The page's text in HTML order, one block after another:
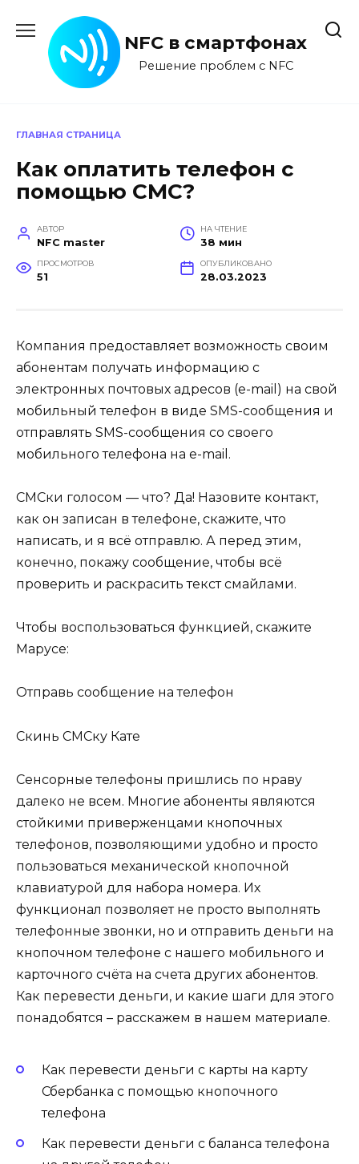
содержанию
NFC в смартфонах
Решение проблем с NFC
ГЛАВНАЯ СТРАНИЦА
Как оплатить телефон с
помощью СМС?
АВТОР
NFC master
НА ЧТЕНИЕ
38 мин
ПРОСМОТРОВ
51
ОПУБЛИКОВАНО
28.03.2023
Компания предоставляет возможность своим
абонентам получать информацию с
электронных почтовых адресов (e-mail) на свой
мобильный телефон в виде SMS-сообщения и
отправлять SMS-сообщения со своего
мобильного телефона на e-mail.
СМСки голосом — что? Да! Назовите контакт,
как он записан в телефоне, скажите, что
написать, и я всё отправлю. А перед этим,
конечно, покажу сообщение, чтобы всё
проверить и раскрасить текст смайлами.
Чтобы воспользоваться функцией, скажите
Марусе:
Отправь сообщение на телефон
Скинь СМСку Кате
Сенсорные телефоны пришлись по нраву
далеко не всем. Многие абоненты являются
стойкими приверженцами кнопочных
телефонов, позволяющими удобно и просто
пользоваться механической кнопочной
клавиатурой для набора номера. Их
функционал позволяет не просто выполнять
телефонные звонки, но и отправить деньги на
кнопочном телефоне с нашего мобильного и
карточного счёта на счета других абонентов.
Как перевести деньги, и какие шаги для этого
понадобятся – расскажем в нашем материале.
Как перевести деньги с карты на карту
Сбербанка с помощью кнопочного
телефона
Как перевести деньги с баланса телефона